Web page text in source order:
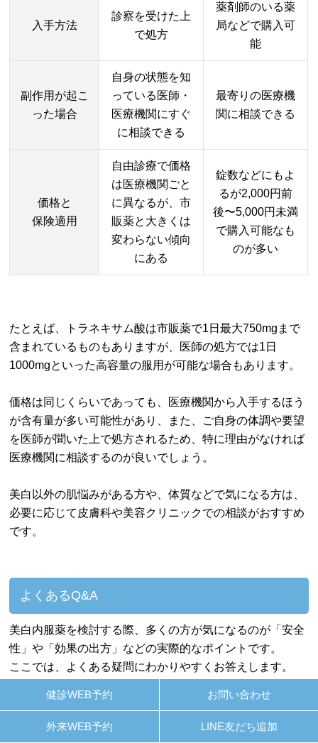
健診WEB予約 お問い合わせ
外来WEB予約 LINE友だち追加
入手方法
診察を受けた上
で処方
薬剤師のいる薬
局などで購入可
能
副作用が起こ
った場合
自身の状態を知
っている医師・
医療機関にすぐ
に相談できる
最寄りの医療機
関に相談できる
価格と
保険適用
自由診療で価格
は医療機関ごと
に異なるが、市
販薬と大きくは
変わらない傾向
にある
錠数などにもよ
るが2,000円前
後〜5,000円未満
で購入可能なも
のが多い
たとえば、トラネキサム酸は市販薬で1日最大750mgまで
含まれているものもありますが、医師の処方では1日
1000mgといった高容量の服用が可能な場合もあります。
価格は同じくらいであっても、医療機関から入手するほう
が含有量が多い可能性があり、また、ご自身の体調や要望
を医師が聞いた上で処方されるため、特に理由がなければ
医療機関に相談するのが良いでしょう。
美白以外の肌悩みがある方や、体質などで気になる方は、
必要に応じて皮膚科や美容クリニックでの相談がおすすめ
です。
よくあるQ&A
美白内服薬を検討する際、多くの方が気になるのが「安全
性」や「効果の出方」などの実際的なポイントです。
ここでは、よくある疑問にわかりやすくお答えします。
毎日飲んでいいの？